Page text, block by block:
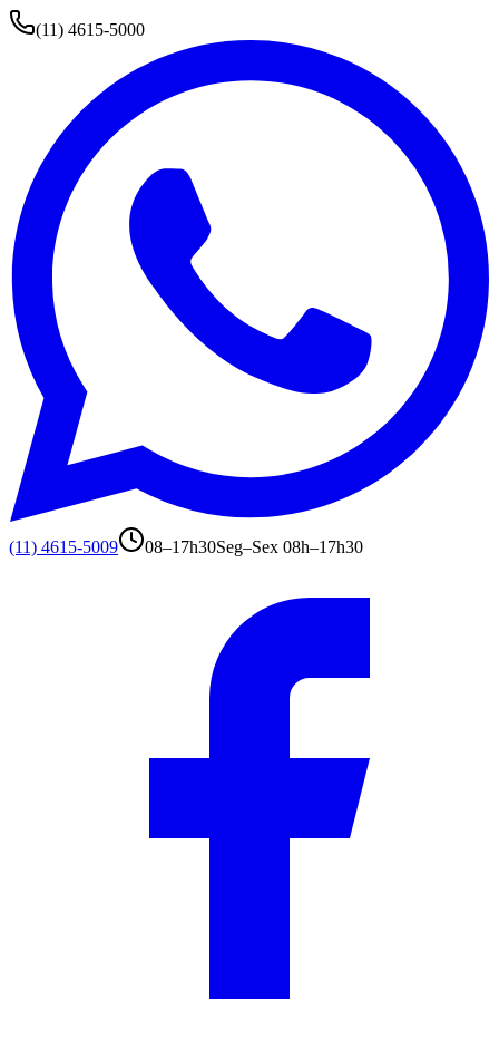
(11) 4615-5000
(11) 4615-5009 08–17h30Seg–Sex 08h–17h30